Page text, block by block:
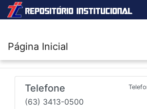
Página Inicial
Telefone
(63) 3413-0500